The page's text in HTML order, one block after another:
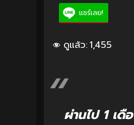
แชร์เลย!
ดูแล้ว:1,455
ผ่านไป 1 เ